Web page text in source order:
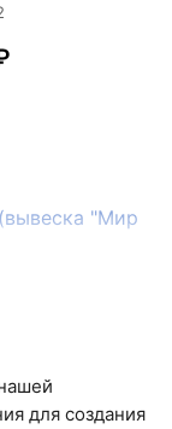
"Мир
для создания